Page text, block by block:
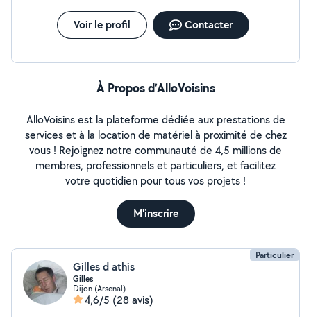
Voir le profil Contacter
À Propos d’AlloVoisins
AlloVoisins est la plateforme dédiée aux prestations de
services et à la location de matériel à proximité de chez
vous ! Rejoignez notre communauté de 4,5 millions de
membres, professionnels et particuliers, et facilitez
votre quotidien pour tous vos projets !
M'inscrire
Particulier
Gilles d athis
Gilles
Dijon (Arsenal)
4,6/5 (28 avis)